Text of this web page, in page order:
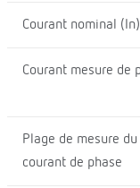
Courant nominal (In)
Courant mesure de
Plage de mesure du
courant de phase